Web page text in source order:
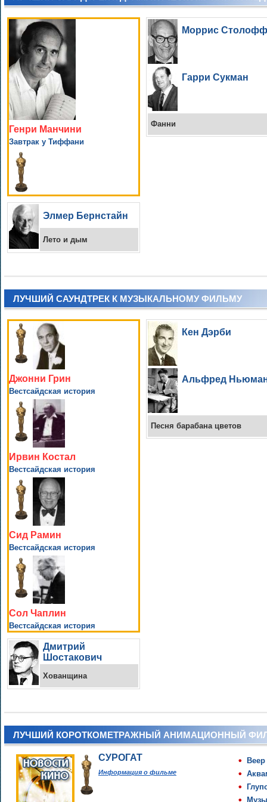
Генри Манчини
Завтрак у Тиффани
Моррис Столофф
Гарри Сукман
Фанни
Элмер Бернстайн
Лето и дым
ЛУЧШИЙ САУНДТРЕК К МУЗЫКАЛЬНОМУ ФИЛЬМУ
Джонни Грин
Вестсайдская история
Ирвин Костал
Вестсайдская история
Сид Рамин
Вестсайдская история
Сол Чаплин
Вестсайдская история
Кен Дэрби
Альфред
Песня барабана цветов
Дмитрий
Шостакович
Хованщина
ЛУЧШИЙ КОРОТКОМЕТРАЖНЫЙ АНИМАЦИОННЫЙ
СУРОГАТ
Информация о фильме